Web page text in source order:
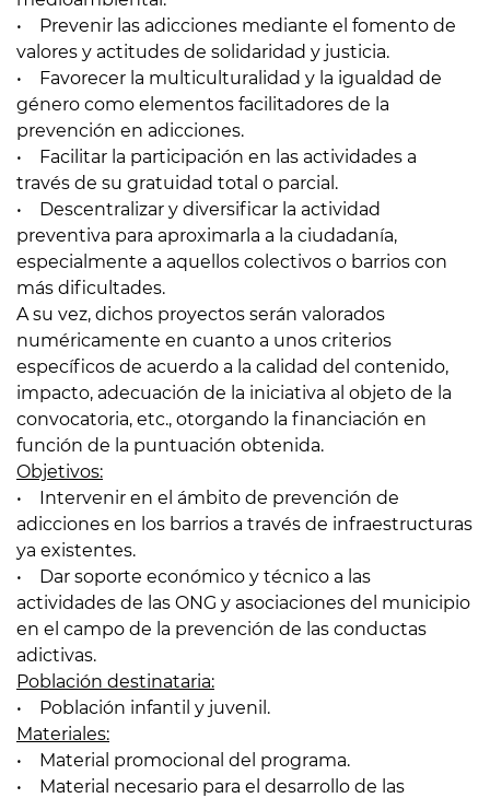
• Prevenir las adicciones mediante el fomento de
valores y actitudes de solidaridad y justicia.
• Favorecer la multiculturalidad y la igualdad de
género como elementos facilitadores de la
prevención en adicciones.
• Facilitar la participación en las actividades a
través de su gratuidad total o parcial.
• Descentralizar y diversificar la actividad
preventiva para aproximarla a la ciudadanía,
especialmente a aquellos colectivos o barrios con
más dificultades.
A su vez, dichos proyectos serán valorados
numéricamente en cuanto a unos criterios
específicos de acuerdo a la calidad del contenido,
impacto, adecuación de la iniciativa al objeto de la
convocatoria, etc., otorgando la financiación en
función de la puntuación obtenida.
Objetivos:
• Intervenir en el ámbito de prevención de
adicciones en los barrios a través de infraestructuras
ya existentes.
• Dar soporte económico y técnico a las
actividades de las ONG y asociaciones del municipio
en el campo de la prevención de las conductas
adictivas.
Población destinataria:
• Población infantil y juvenil.
Materiales:
• Material promocional del programa.
• Material necesario para el desarrollo de las